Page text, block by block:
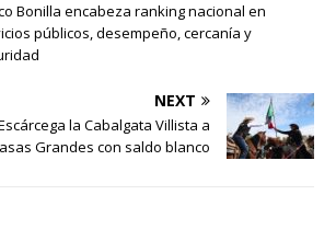
Bonilla encabeza ranking nacional en
públicos, desempeño, cercanía y
NEXT
la Cabalgata Villista a
Grandes con saldo blanco